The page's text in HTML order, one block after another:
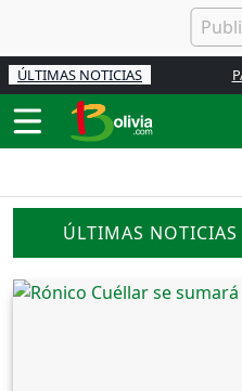
ÚLTIMAS NOTICIAS
ÚLTIMAS NOTICIAS